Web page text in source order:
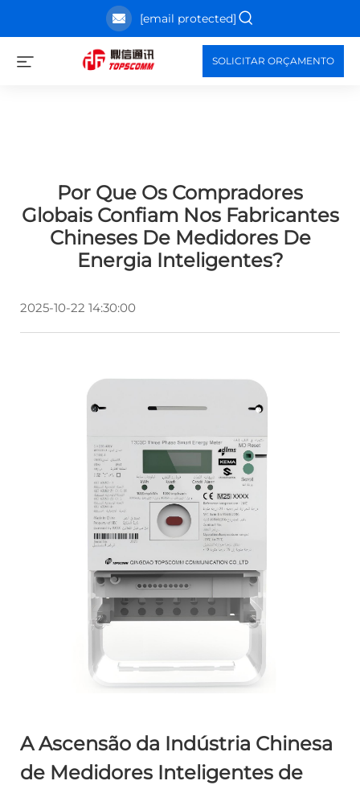
[email protected]
SOLICITAR ORÇAMENTO
Por Que Os Compradores
Globais Confiam Nos Fabricantes
Chineses De Medidores De
Energia Inteligentes?
2025-10-22 14:30:00
A Ascensão da Indústria Chinesa
de Medidores Inteligentes de